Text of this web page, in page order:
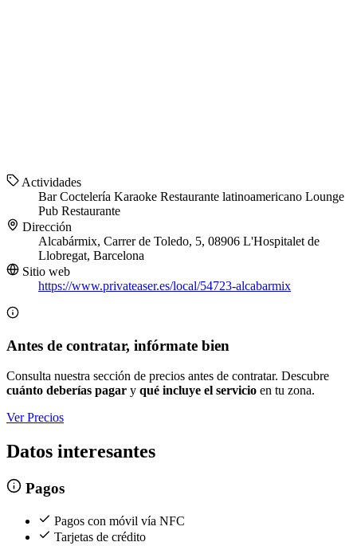
Actividades
BarCoctelería Karaoke Restaurante latinoamericano Lounge
Pub Restaurante
Dirección
Alcabármix, Carrer de Toledo, 5, 08906 L'Hospitalet de
Llobregat, Barcelona
Sitio web
https://www.privateaser.es/local/54723-alcabarmix
Antes de contratar, infórmate bien
Consulta nuestra sección de precios antes de contratar. Descubre
cuánto deberías pagar y qué incluye el servicio en tu zona.
Ver Precios
Datos interesantes
Pagos
Pagos con móvil vía NFC
Tarjetas de crédito